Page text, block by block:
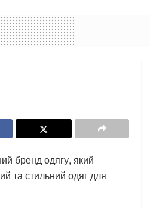
бренд одягу, який
та стильний одяг для